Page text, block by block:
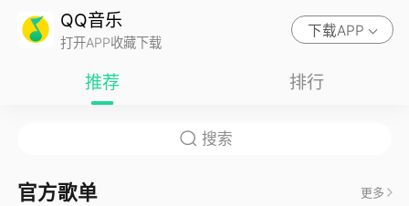
QQ音乐
打开APP收藏下载
下载APP
推荐 排行
官方歌单 更多